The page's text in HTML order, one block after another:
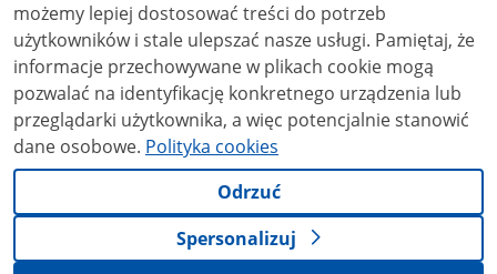
możemy lepiej dostosować treści do potrzeb
użytkowników i stale ulepszać nasze usługi. Pamiętaj, że
informacje przechowywane w plikach cookie mogą
pozwalać na identyfikację konkretnego urządzenia lub
przeglądarki użytkownika, a więc potencjalnie stanowić
dane osobowe. Polityka cookies
Odrzuć
Spersonalizuj